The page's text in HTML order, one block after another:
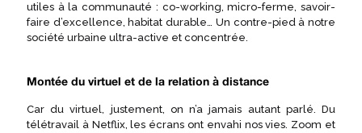
utiles à la communauté : co-working, micro-ferme, savoir-
faire d’excellence, habitat durable… Un contre-pied à notre
société urbaine ultra-active et concentrée.
Montée du virtuel et de la relation à distance
Car du virtuel, justement, on n’a jamais autant parlé. Du
télétravail à Netflix, les écrans ont envahi nos vies. Zoom et